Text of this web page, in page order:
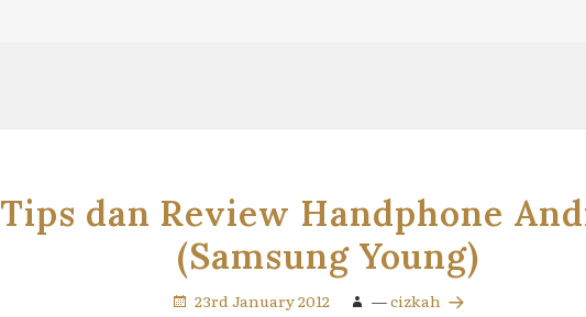
Tips dan Review Handphone
(Samsung Young)
23rd January 2012 —cizkah